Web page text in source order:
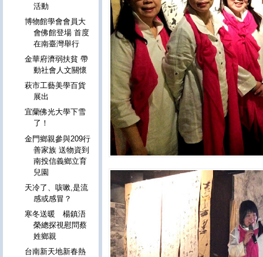
活動
博物館學會會員大
會佛館登場 首度
在南臺灣舉行
金華府濟弱扶貧 帶
動社會人文關懷
萩市工藝美學百貨
展出
宜蘭佛光大學下雪
了！
金門鄉親參與209行
善家族 送物資到
南投信義鄉立育
兒園
天冷了、咳嗽,是流
感或感冒？
寒冬送暖 楊鎮浯
榮總探視慰問蔡
姓鄉親
台南新天地新春熱